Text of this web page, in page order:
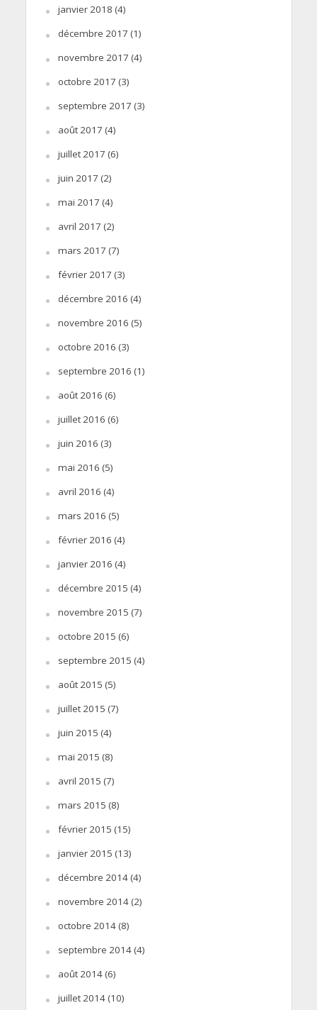
janvier 2018 (4)
décembre 2017 (1)
novembre 2017 (4)
octobre 2017 (3)
septembre 2017 (3)
août 2017 (4)
juillet 2017 (6)
juin 2017 (2)
mai 2017 (4)
avril 2017 (2)
mars 2017 (7)
février 2017 (3)
décembre 2016 (4)
novembre 2016 (5)
octobre 2016 (3)
septembre 2016 (1)
août 2016 (6)
juillet 2016 (6)
juin 2016 (3)
mai 2016 (5)
avril 2016 (4)
mars 2016 (5)
février 2016 (4)
janvier 2016 (4)
décembre 2015 (4)
novembre 2015 (7)
octobre 2015 (6)
septembre 2015 (4)
août 2015 (5)
juillet 2015 (7)
juin 2015 (4)
mai 2015 (8)
avril 2015 (7)
mars 2015 (8)
février 2015 (15)
janvier 2015 (13)
décembre 2014(4)
novembre 2014(2)
octobre 2014(8)
septembre 2014(4)
août 2014(6)
juillet 2014(10)